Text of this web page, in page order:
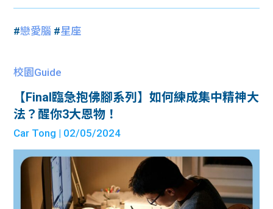
#戀愛腦 #星座
校園Guide
【Final臨急抱佛腳系列】如何練成集中精神大
法？醒你3大恩物！
Car Tong | 02/05/2024